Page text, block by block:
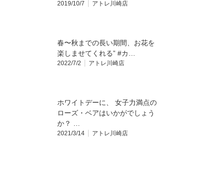
2019/10/7 アトレ川崎店
春〜秋までの長い期間、お花を
楽しませてくれる” #カ…
2022/7/2 アトレ川崎店
ホワイトデーに、 女子力満点の
ローズ・ベアはいかがでしょう
か？ …
2021/3/14 アトレ川崎店